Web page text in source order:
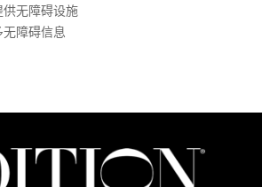
无障碍设施
障碍信息